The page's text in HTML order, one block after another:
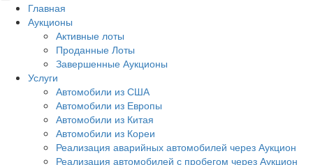
Главная
Аукционы
Активные лоты
Проданные Лоты
Завершенные Аукционы
Услуги
Автомобили из США
Автомобили из Европы
Автомобили из Китая
Автомобили из Кореи
Реализация аварийных автомобилей через Аукцион
Реализация автомобилей с пробегом через Аукцион